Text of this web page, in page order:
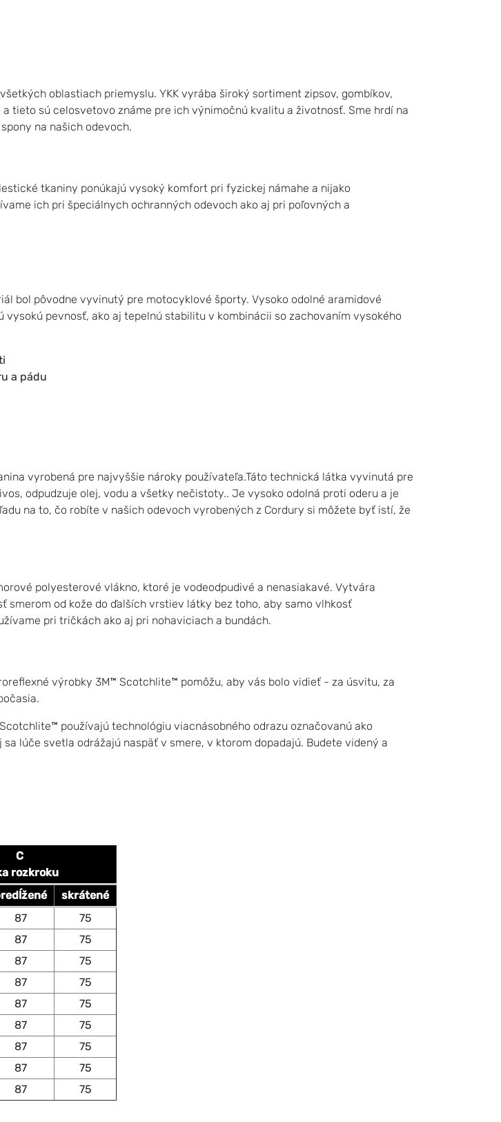
oblastiach priemyslu. YKK vyrába široký sortiment zipsov, gombíkov,
a tieto sú celosvetovo známe pre ich výnimočnú kvalitu a životnosť. Sme hrdí na
na našich odevoch.
tkaniny ponúkajú vysoký komfort pri fyzickej námahe a nijako
ich pri špeciálnych ochranných odevoch ako aj pri poľovných a
bol pôvodne vyvinutý pre motocyklové športy. Vysoko odolné aramidové
vysokú pevnosť, ako aj tepelnú stabilitu v kombinácii so zachovaním vysokého
a pádu
vyrobená pre najvyššie nároky používateľa.Táto technická látka vyvinutá pre
odpudzuje olej, vodu a všetky nečistoty.. Je vysoko odolná proti oderu a je
na to, čo robíte v našich odevoch vyrobených z Cordury si môžete byť istí, že
polyesterové vlákno, ktoré je vodeodpudivé a nenasiakavé. Vytvára
smerom od kože do ďalších vrstiev látky bez toho, aby samo vlhkosť
pri tričkách ako aj pri nohaviciach a bundách.
výrobky 3M™ Scotchlite™ pomôžu, aby vás bolo vidieť - za úsvitu, za
používajú technológiu viacnásobného odrazu označovanú ako
lúče svetla odrážajú naspäť v smere, v ktorom dopadajú. Budete videný a
C
rozkroku
skrátené
87
75
87
75
87
75
87
75
87
75
87
75
87
75
87
75
87 75